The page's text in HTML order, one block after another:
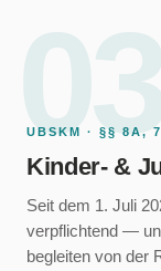
03
UBSKM · §§ 8A,
Kinder- &
Seit dem 1. Juli
verpflichtend —
begleiten von der